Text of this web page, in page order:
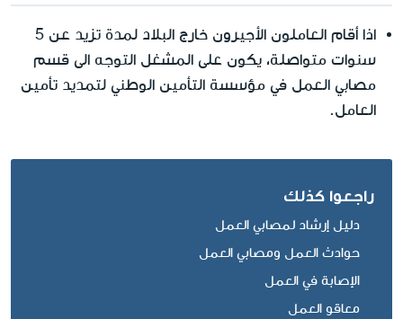
اذا أقام العاملون الأجيرون خارج البلاد لمدة تزيد عن 5
سنوات متواصلة، يكون على المشغل التوجه الى قسم
مصابي العمل في مؤسسة التأمين الوطني لتمديد تأمين
العامل.
راجعوا كذلك
دليل إرشاد لمصابي العمل
حوادث العمل ومصابي العمل
الإصابة في العمل
معاقو العمل